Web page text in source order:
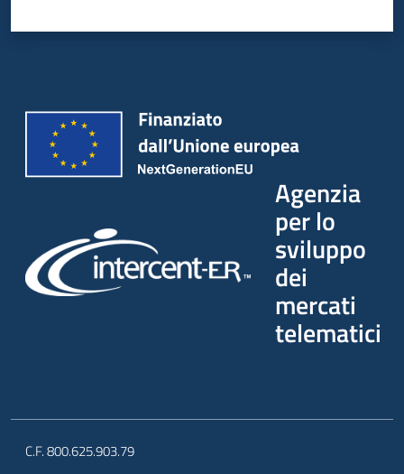
Agenzia
per lo
sviluppo
dei
mercati
telematici
C.F. 800.625.903.79